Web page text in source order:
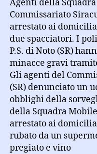
Agenti della
Commissariato
arrestato ai
due spacciatori. I
P.S. di Noto (SR)
minacce gravi
Gli agenti del
(SR) denunciato un
obblighi della
della Squadra
arrestato ai
rubato da un
pregiato e vino